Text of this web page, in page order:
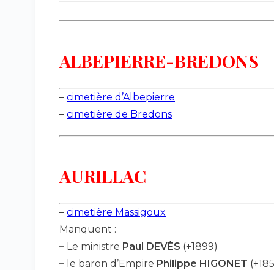
ALBEPIERRE-BREDONS
– cimetière d’Albepierre
– cimetière de Bredons
AURILLAC
– cimetière Massigoux
Manquent :
– Le ministre Paul DEVÈS (+1899)
– le baron d’Empire Philippe HIGONET